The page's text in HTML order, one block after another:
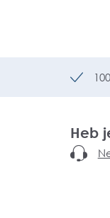
Heb